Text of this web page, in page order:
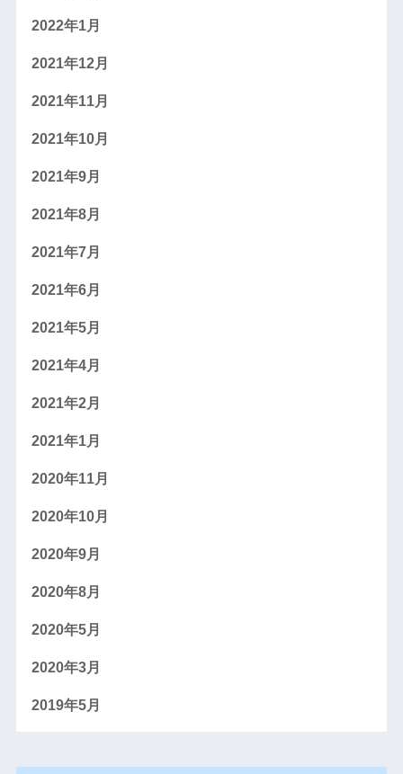
2022年1月
2021年12月
2021年11月
2021年10月
2021年9月
2021年8月
2021年7月
2021年6月
2021年5月
2021年4月
2021年2月
2021年1月
2020年11月
2020年10月
2020年9月
2020年8月
2020年5月
2020年3月
2019年5月